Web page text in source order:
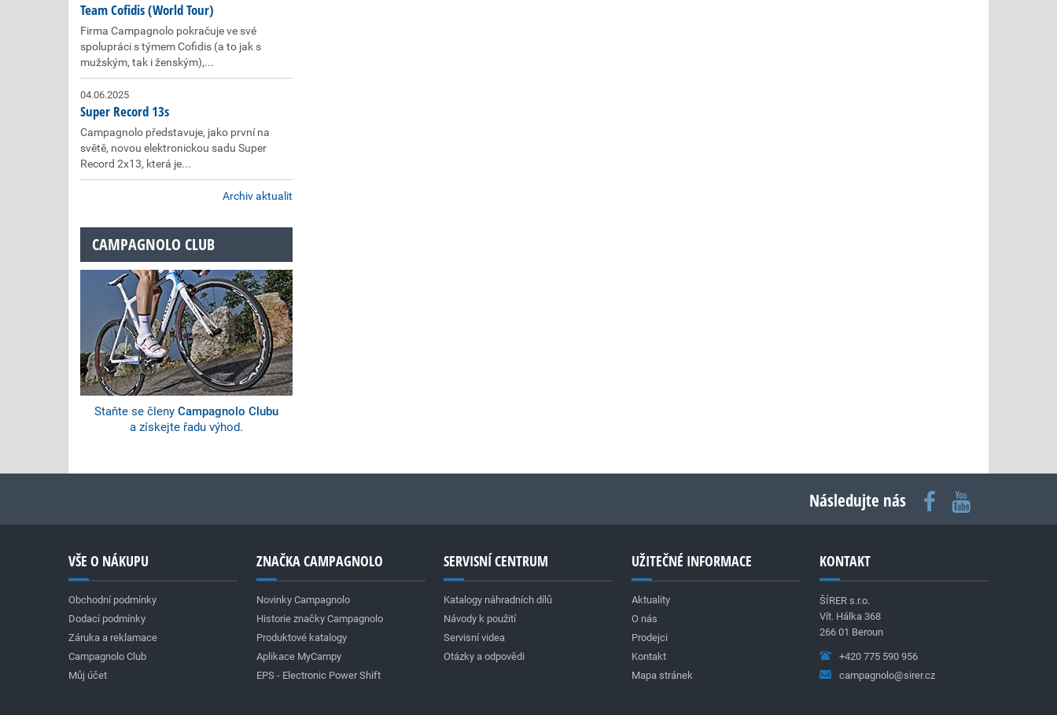
Team Cofidis (World Tour)
Firma Campagnolo pokračuje ve své
spolupráci s týmem Cofidis (a to jak s
mužským, tak i ženským),...
04.06.2025
Super Record 13s
Campagnolo představuje, jako první na
světě, novou elektronickou sadu Super
Record 2x13, která je...
Archiv aktualit
CAMPAGNOLO CLUB
Staňte se členy Campagnolo Clubu
a získejte řadu výhod.
Následujte nás
VŠE O NÁKUPU
Obchodní podmínky
Dodací podmínky
Záruka a reklamace
Campagnolo Club
Můj účet
ZNAČKA CAMPAGNOLO
Novinky Campagnolo
Historie značky Campagnolo
Produktové katalogy
Aplikace MyCampy
EPS - Electronic Power Shift
SERVISNÍ CENTRUM
Katalogy náhradních dílů
Návody k použití
Servisní videa
Otázky a odpovědi
UŽITEČNÉ INFORMACE
Aktuality
O nás
Prodejci
Kontakt
Mapa stránek
KONTAKT
ŠÍRER s.r.o.
Vít. Hálka 368
266 01 Beroun
+420 775 590 956
campagnolo@sirer.cz